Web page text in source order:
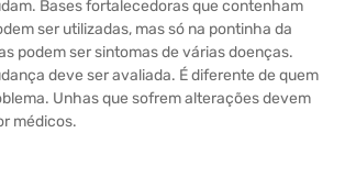
Bases fortalecedoras que contenham
ser utilizadas, mas só na pontinha da
podem ser sintomas de várias doenças.
deve ser avaliada. É diferente de quem
Unhas que sofrem alterações devem
médicos.